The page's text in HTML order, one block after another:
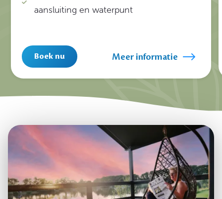
aansluiting en waterpunt
Boek nu Meer informatie
1/11